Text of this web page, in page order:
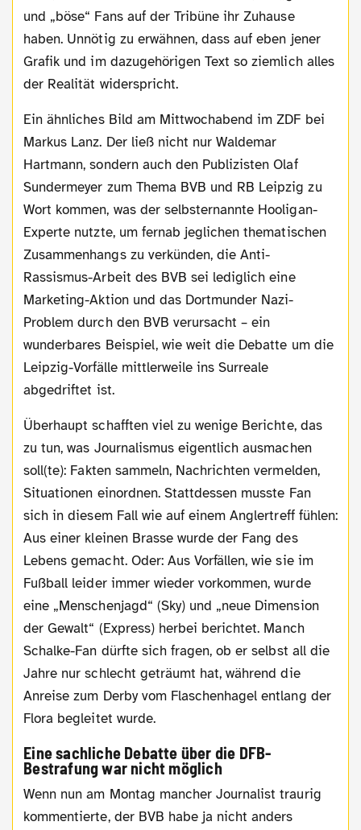
und „böse“ Fans auf der Tribüne ihr Zuhause
haben. Unnötig zu erwähnen, dass auf eben jener
Grafik und im dazugehörigen Text so ziemlich alles
der Realität widerspricht.
Ein ähnliches Bild am Mittwochabend im ZDF bei
Markus Lanz. Der ließ nicht nur Waldemar
Hartmann, sondern auch den Publizisten Olaf
Sundermeyer zum Thema BVB und RB Leipzig zu
Wort kommen, was der selbsternannte Hooligan-
Experte nutzte, um fernab jeglichen thematischen
Zusammenhangs zu verkünden, die Anti-
Rassismus-Arbeit des BVB sei lediglich eine
Marketing-Aktion und das Dortmunder Nazi-
Problem durch den BVB verursacht – ein
wunderbares Beispiel, wie weit die Debatte um die
Leipzig-Vorfälle mittlerweile ins Surreale
abgedriftet ist.
Überhaupt schafften viel zu wenige Berichte, das
zu tun, was Journalismus eigentlich ausmachen
soll(te): Fakten sammeln, Nachrichten vermelden,
Situationen einordnen. Stattdessen musste Fan
sich in diesem Fall wie auf einem Anglertreff fühlen:
Aus einer kleinen Brasse wurde der Fang des
Lebens gemacht. Oder: Aus Vorfällen, wie sie im
Fußball leider immer wieder vorkommen, wurde
eine „Menschenjagd“ (Sky) und „neue Dimension
der Gewalt“ (Express) herbei berichtet. Manch
Schalke-Fan dürfte sich fragen, ob er selbst all die
Jahre nur schlecht geträumt hat, während die
Anreise zum Derby vom Flaschenhagel entlang der
Flora begleitet wurde.
Eine sachliche Debatte über die DFB-
Bestrafung war nicht möglich
Wenn nun am Montag mancher Journalist traurig
kommentierte, der BVB habe ja nicht anders